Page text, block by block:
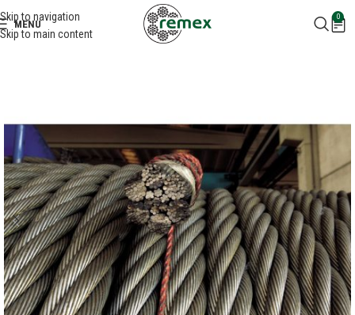
Skip to navigation
Skip to main content
MENU
0